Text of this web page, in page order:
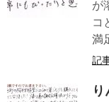
が
コ
満
記